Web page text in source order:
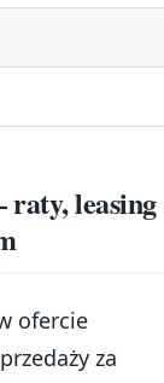
raty, leasing
ofercie
za